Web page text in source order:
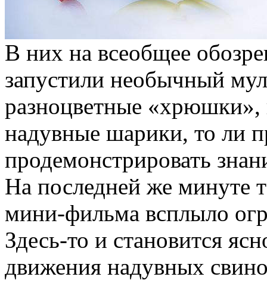
В них на всеобщее
запустили необычный
разноцветные «хрюшки»,
надувные шарики, то ли
продемонстрировать
На последней же минуте
мини-фильма всплыло
Здесь-то и становится
движения надувных